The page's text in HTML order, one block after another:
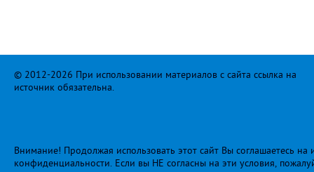
© 2012-2026 При использовании материалов с сайта ссылка на
источник обязательна.
Внимание! Продолжая использовать этот сайт Вы соглашаетесь
конфиденциальности. Если вы НЕ согласны на эти условия,